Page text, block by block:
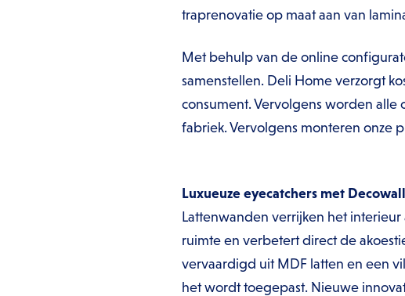
traprenovatie op maat aan van
Met behulp van de online
samenstellen. Deli Home verzorgt
consument. Vervolgens worden
fabriek. Vervolgens monteren onze
Luxueuze eyecatchers met
Lattenwanden verrijken het
ruimte en verbetert direct de
vervaardigd uit MDF latten en een
het wordt toegepast. Nieuwe